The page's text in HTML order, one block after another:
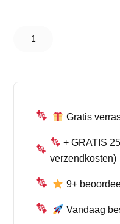
was:
Patch
aantal
Gratis
+ GRATIS
verzendkosten)
9+
Vandaag